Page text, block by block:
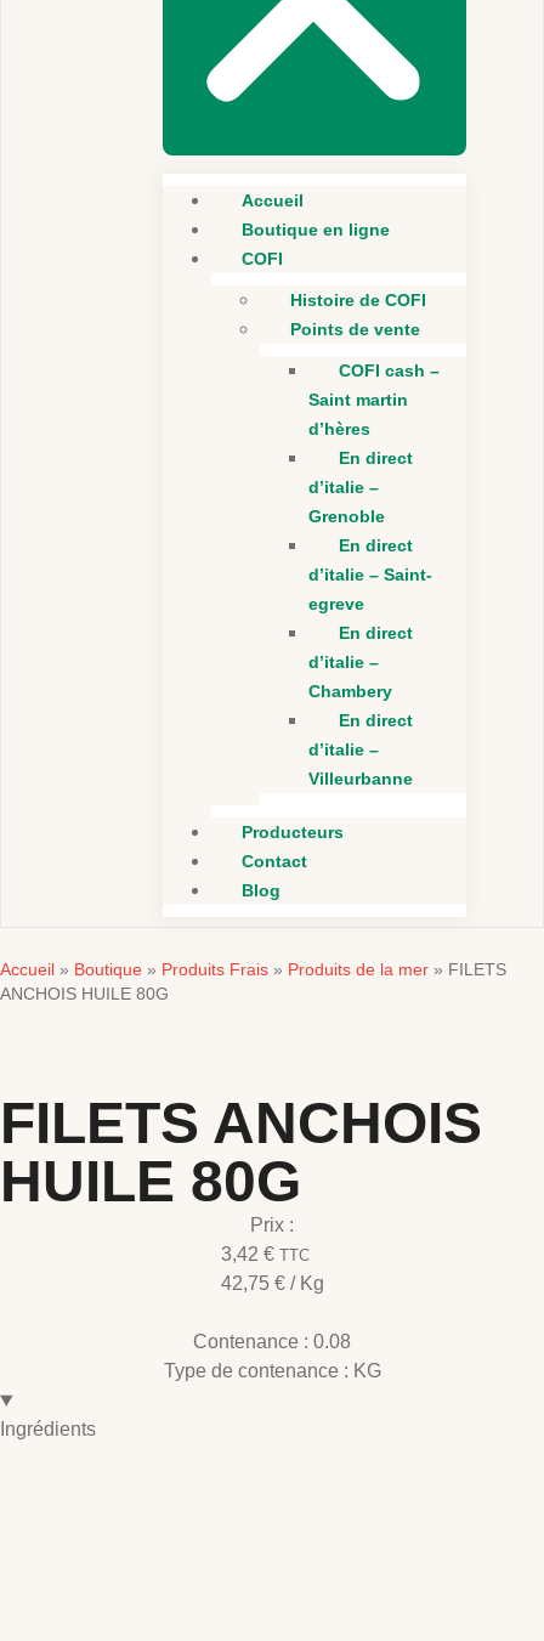
Accueil
Boutique en ligne
COFI
Histoire de COFI
Points de vente
COFI cash –
Saint martin
d’hères
En direct
d’italie –
Grenoble
En direct
d’italie – Saint-
egreve
En direct
d’italie –
Chambery
En direct
d’italie –
Villeurbanne
Producteurs
Contact
Blog
Accueil » Boutique » Produits Frais » Produits de la mer » FILETS
ANCHOIS HUILE 80G
FILETS ANCHOIS
HUILE 80G
Prix :
3,42 € TTC
42,75 €/ Kg
Contenance : 0.08
Type de contenance : KG
Ingrédients